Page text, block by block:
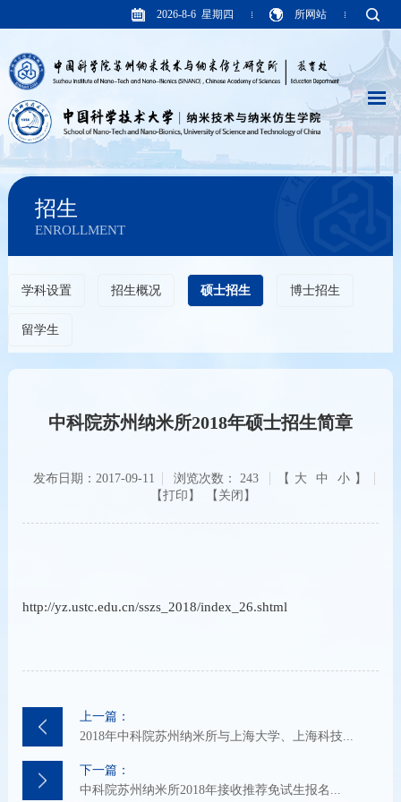
2026-8-6 星期四 所网站
招生
ENROLLMENT
学科设置 招生概况 硕士招生 博士招生
留学生
中科院苏州纳米所2018年硕士招生简章
发布日期：2017-09-11 浏览次数： 243 【 大 中 小 】
【关闭】
http://yz.ustc.edu.cn/sszs_2018/index_26.shtml
上一篇：
2018年中科院苏州纳米所与上海大学、上海科技...
下一篇：
中科院苏州纳米所2018年接收推荐免试生报名...